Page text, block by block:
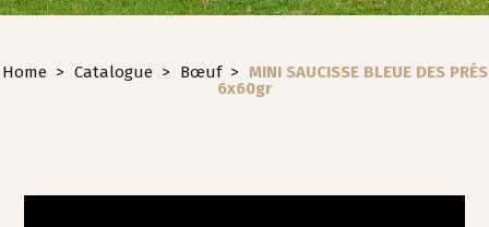
Home > Catalogue > Bœuf > MINI SAUCISSE BLEUE DES PRÉS
6x60gr